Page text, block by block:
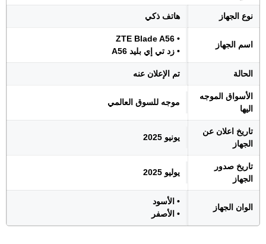
نوع الجهاز هاتف ذكي
اسم الجهاز
• ZTE Blade A56
• زد تي إي بليد A56
الحالة تم الإعلان عنه
الأسواق الموجه
اليها
موجه للسوق العالمي
تاريخ اعلان عن
الجهاز
يونيو 2025
تاريخ صدور
الجهاز
يوليو 2025
الوان الجهاز
• الأسود
• الأصفر